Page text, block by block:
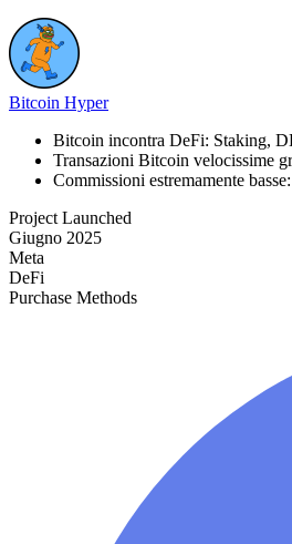
Bitcoin Hyper
Bitcoin incontra DeFi: Staking,
Transazioni Bitcoin velocissime
Commissioni estremamente
Project Launched
Giugno 2025
Meta
DeFi
Purchase Methods